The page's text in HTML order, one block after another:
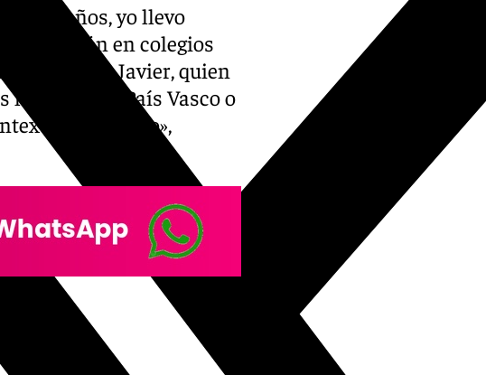
cinco años, yo llevo
en colegios
afirma Javier, quien
lo mismo el País Vasco o
y territorio»,
fe